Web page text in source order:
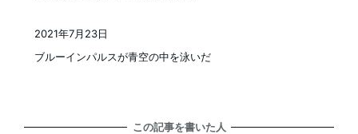
ブルーインパルスが青空の中を泳いだ
2021年7月23日
この記事を書いた人